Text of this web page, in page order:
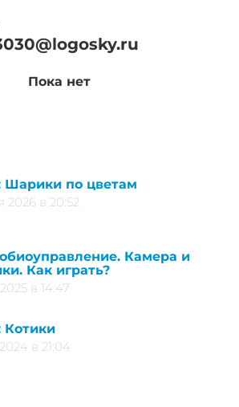
Пока нет
Шарики по цветам
2026 в 20:52
Камера и
Как играть?
в 14:47
Котики
в 21:04